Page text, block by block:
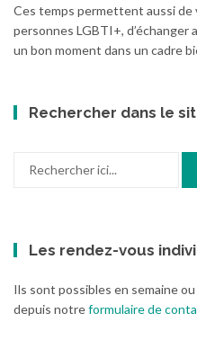
Ces temps permettent aussi de
personnes LGBTI+, d’échanger
un bon moment dans un cadre
Rechercher dans le
Les rendez-vous
Ils sont possibles en semaine
depuis notreformulaire de